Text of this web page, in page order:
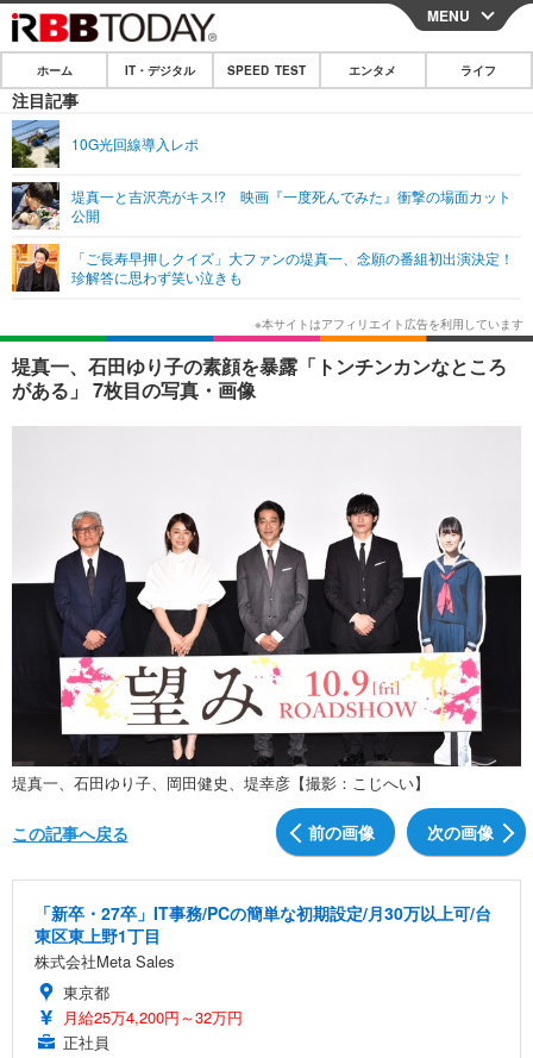
CLOSE
ホーム
IT・デジタル
ショッピング その他
SPEED TEST
エンタメ
エンタメTOP
韓国・芸能
音楽 スポーツ
ライフ
ライフTOP グルメ
ペット ショッピング
リリース一覧
プッシュ通知の停止方法
MENU
ホーム IT・デジタル SPEED TEST エンタメ ライフ
注目記事
10G光回線導入レポ
堤真一と吉沢亮がキス!? 映画『一度死んでみた』衝撃の場面カット
公開
「ご長寿早押しクイズ」大ファンの堤真一、念願の番組初出演決定！
珍解答に思わず笑い泣きも
堤真一、石田ゆり子の素顔を暴露「トンチンカンなところ
がある」 7枚目の写真・画像
堤真一、石田ゆり子、岡田健史、堤幸彦【撮影：こじへい】
前の画像 次の画像
この記事へ戻る
「新卒・27卒」IT事務/PCの簡単な初期設定/月30万以上可/台
東区東上野1丁目
株式会社Meta Sales
東京都
月給25万4,200円～32万円
正社員